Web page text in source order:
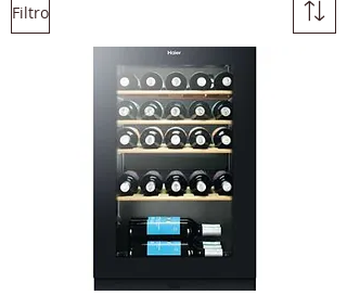
Filtro